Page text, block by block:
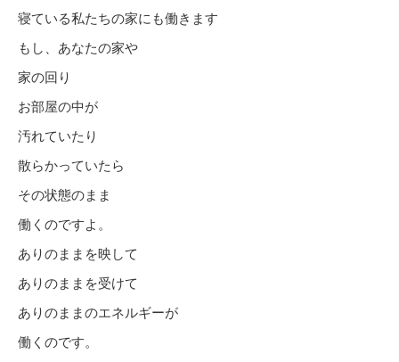
寝ている私たちの家にも働きます
もし、あなたの家や
家の回り
お部屋の中が
汚れていたり
散らかっていたら
その状態のまま
働くのですよ。
ありのままを映して
ありのままを受けて
ありのままのエネルギーが
働くのです。